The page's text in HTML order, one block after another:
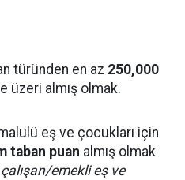
türünden en az 250,000
üzeri almış olmak.
eş ve çocukları için
taban puan almış olmak
emekli eş ve